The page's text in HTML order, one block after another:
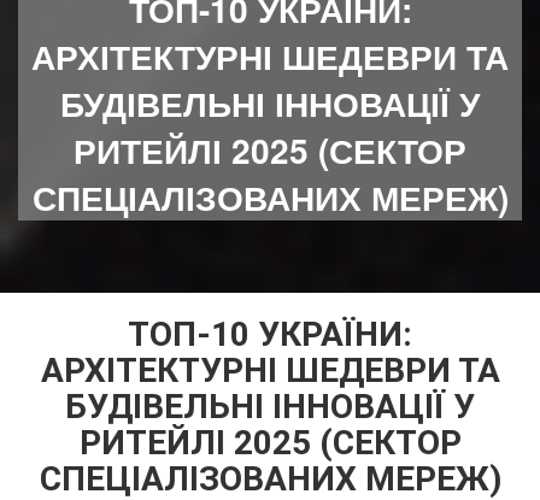
АРХІТЕКТУРНІ ШЕДЕВРИ ТА
БУДІВЕЛЬНІ ІННОВАЦІЇ У
РИТЕЙЛІ 2025 (СЕКТОР
СПЕЦІАЛІЗОВАНИХ МЕРЕЖ)
ТОП-10 УКРАЇНИ:
АРХІТЕКТУРНІ ШЕДЕВРИ ТА
БУДІВЕЛЬНІ ІННОВАЦІЇ У
РИТЕЙЛІ 2025 (СЕКТОР
СПЕЦІАЛІЗОВАНИХ МЕРЕЖ)